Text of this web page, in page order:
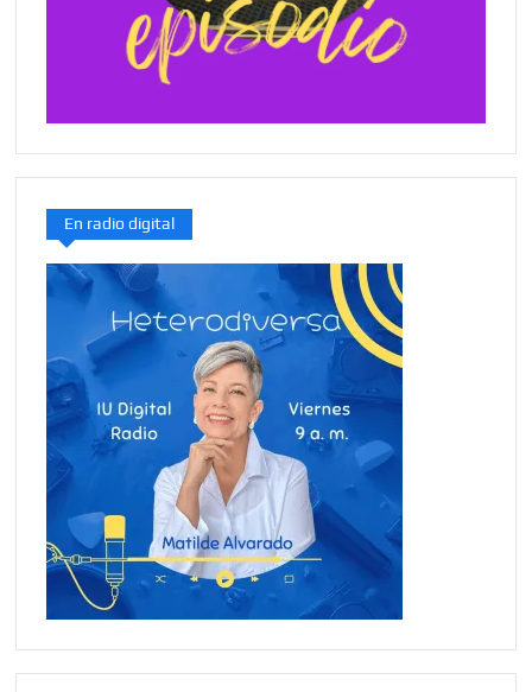
En radio digital